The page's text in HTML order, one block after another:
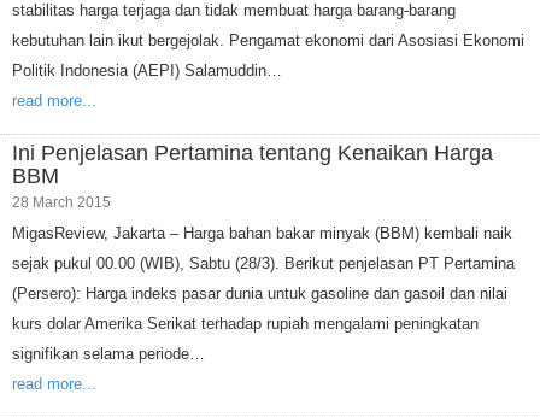
stabilitas harga terjaga dan tidak membuat harga barang-barang
kebutuhan lain ikut bergejolak. Pengamat ekonomi dari Asosiasi Ekonomi
Politik Indonesia (AEPI) Salamuddin…
read more...
Ini Penjelasan Pertamina tentang Kenaikan Harga
BBM
28 March 2015
MigasReview, Jakarta – Harga bahan bakar minyak (BBM) kembali naik
sejak pukul 00.00 (WIB), Sabtu (28/3). Berikut penjelasan PT Pertamina
(Persero): Harga indeks pasar dunia untuk gasoline dan gasoil dan nilai
kurs dolar Amerika Serikat terhadap rupiah mengalami peningkatan
signifikan selama periode…
read more...